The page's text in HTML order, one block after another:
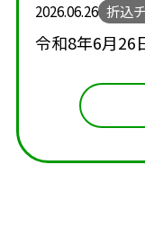
2026.06.26 折込
令和8年6月26